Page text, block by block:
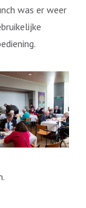
was er weer